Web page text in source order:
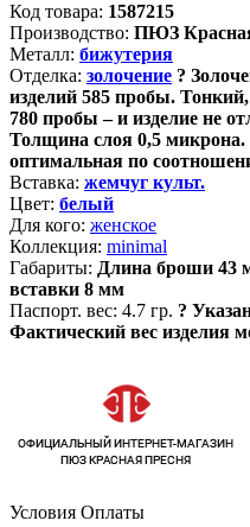
Код товара: 1587215
Производство: ПЮЗ
Металл: бижутерия
Отделка: золочение ?
изделий 585 пробы.
780 пробы – и изделие не
Толщина слоя 0,5
оптимальная по
Вставка: жемчуг культ.
Цвет: белый
Для кого: женское
Коллекция: minimal
Габариты: Длина броши 43
вставки 8 мм
Паспорт. вес: 4.7 гр. ?
Фактический вес изделия
Условия Оплаты